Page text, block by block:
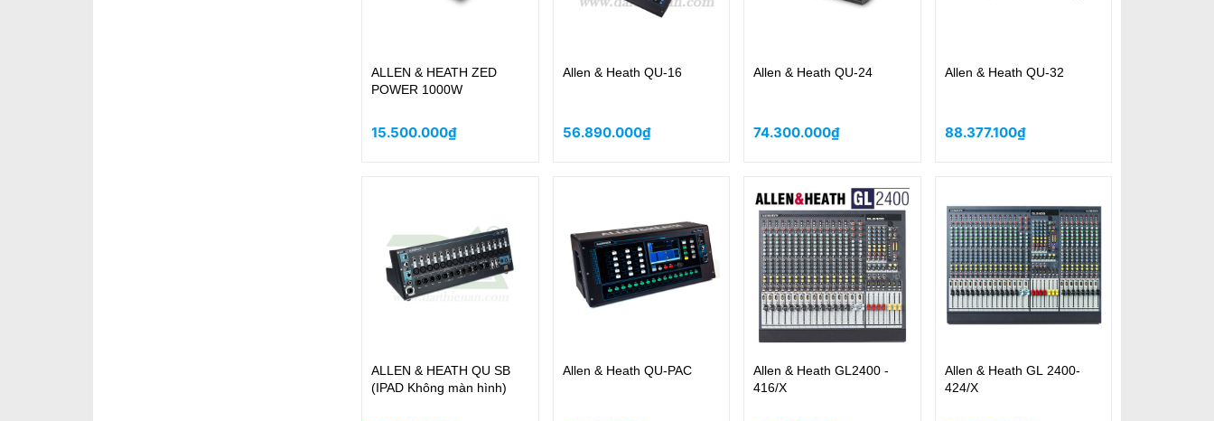
ALLEN & HEATH ZED
POWER 1000W
15.500.000₫
Allen & Heath QU-16
56.890.000₫
Allen & Heath QU-24
74.300.000₫
Allen & Heath QU-32
88.377.100₫
ALLEN & HEATH QU SB
(IPAD Không màn hình)
Allen & Heath QU-PAC
Allen & Heath GL2400 -
416/X
Allen & Heath GL 2400-
424/X